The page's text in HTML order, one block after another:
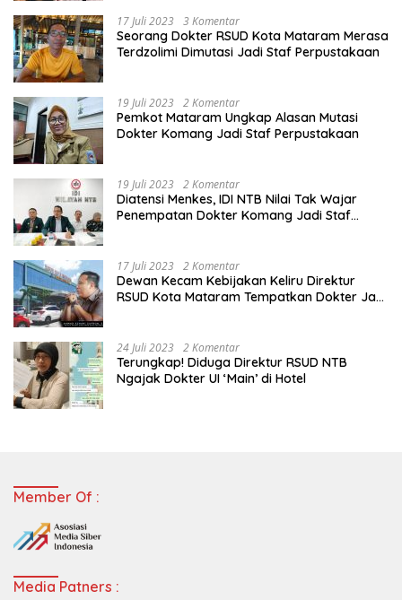
17 Juli 2023 3 Komentar
Seorang Dokter RSUD Kota Mataram Merasa
Terdzolimi Dimutasi Jadi Staf Perpustakaan
19 Juli 2023 2 Komentar
Pemkot Mataram Ungkap Alasan Mutasi
Dokter Komang Jadi Staf Perpustakaan
19 Juli 2023 2 Komentar
Diatensi Menkes, IDI NTB Nilai Tak Wajar
Penempatan Dokter Komang Jadi Staf
17 Juli 2023 2 Komentar
Dewan Kecam Kebijakan Keliru Direktur
RSUD Kota Mataram Tempatkan Dokter Jadi
24 Juli 2023 2 Komentar
Terungkap! Diduga Direktur RSUD NTB
Ngajak Dokter UI ‘Main’ di Hotel
Member Of :
Media Patners :